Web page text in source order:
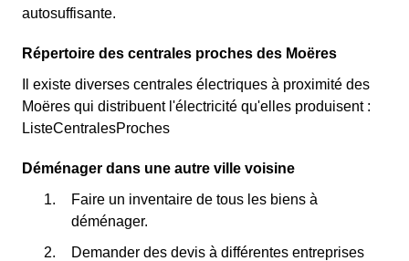
autosuffisante.
Répertoire des centrales proches des Moëres
Il existe diverses centrales électriques à proximité des
Moëres qui distribuent l'électricité qu'elles produisent :
ListeCentralesProches
Déménager dans une autre ville voisine
Faire un inventaire de tous les biens à
déménager.
Demander des devis à différentes entreprises